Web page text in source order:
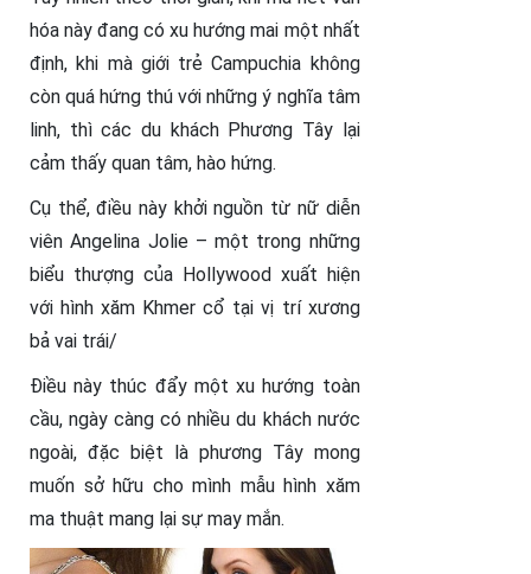
hóa này đang có xu hướng mai một nhất
định, khi mà giới trẻ Campuchia không
còn quá hứng thú với những ý nghĩa tâm
linh, thì các du khách Phương Tây lại
cảm thấy quan tâm, hào hứng.
Cụ thể, điều này khởi nguồn từ nữ diễn
viên Angelina Jolie – một trong những
biểu thượng của Hollywood xuất hiện
với hình xăm Khmer cổ tại vị trí xương
bả vai trái/
Điều này thúc đẩy một xu hướng toàn
cầu, ngày càng có nhiều du khách nước
ngoài, đặc biệt là phương Tây mong
muốn sở hữu cho mình mẫu hình xăm
ma thuật mang lại sự may mắn.